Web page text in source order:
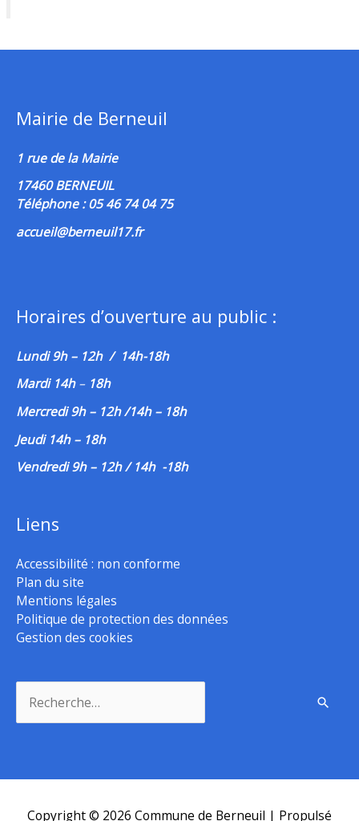
Mairie de Berneuil
1 rue de la Mairie
17460 BERNEUIL
Téléphone : 05 46 74 04 75
accueil@berneuil17.fr
Horaires d’ouverture au public :
Lundi 9h – 12h / 14h-18h
Mardi 14h– 18h
Mercredi 9h – 12h /14h – 18h
Jeudi 14h – 18h
Vendredi 9h – 12h / 14h -18h
Liens
Accessibilité : non conforme
Plan du site
Mentions légales
Politique de protection des données
Gestion des cookies
Copyright © 2026 Commune de Berneuil | Propulsé